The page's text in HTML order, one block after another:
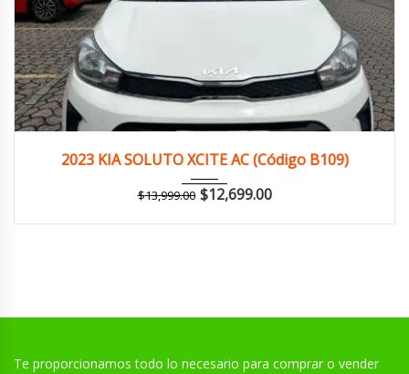
2023 KIA SOLUTO XCITE AC (Código B109)
$13,999.00 $12,699.00
Te proporcionamos todo lo necesario para comprar o vender